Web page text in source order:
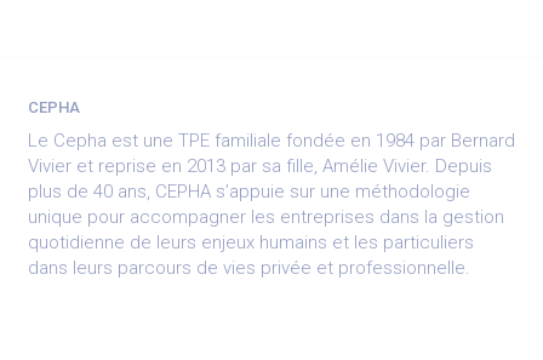
CEPHA
Le Cepha est une TPE familiale fondée en 1984 par Bernard
Vivier et reprise en 2013 par sa fille, Amélie Vivier. Depuis
plus de 40 ans, CEPHA s’appuie sur une méthodologie
unique pour accompagner les entreprises dans la gestion
quotidienne de leurs enjeux humains et les particuliers
dans leurs parcours de vies privée et professionnelle.